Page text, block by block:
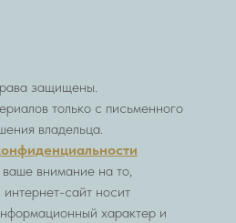
защищены.
только с письменного
владельца.
внимание на то,
сайт носит
характер и